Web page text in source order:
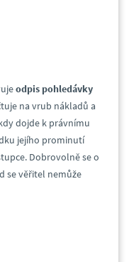
odpis pohledávky
na vrub nákladů a
dojde k právnímu
jejího prominutí
Dobrovolně se o
se věřitel nemůže